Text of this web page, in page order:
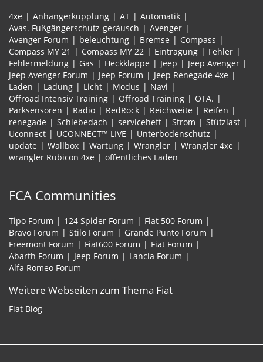
4xe Anhängerkupplung AT
Automatik
Avas. Fußgängerschutz-geräusch
Avenger
Avenger Forum
beleuchtung Bremse
Compass
Compass MY 21
Compass MY 22 Eintragung
Fehler
Fehlermeldung
Gas Heckklappe Jeep
Jeep Avenger
Jeep Avenger Forum
Jeep Forum
Jeep Renegade 4xe
Laden
Ladung Licht Modus
Navi
Offroad Intensiv Training
Offroad Training
OTA.
Parksensoren
Radio RedRock Reichweite
Reifen
renegade
Schiebedach serviceheft Strom
Stützlast
Uconnect
UCONNECT™ LIVE
Unterbodenschutz
update
Wallbox Wartung Wrangler
Wrangler 4xe
wrangler Rubicon 4xe
öffentliches Laden
FCA Communities
Tipo Forum 124 Spider Forum
Fiat 500 Forum
Bravo Forum
Stilo Forum
Grande Punto Forum
Freemont Forum
Fiat600 Forum
Fiat Forum
Abarth Forum
Jeep Forum
Lancia Forum
Alfa Romeo Forum
Weitere Webseiten zum Thema Fiat
Fiat Blog